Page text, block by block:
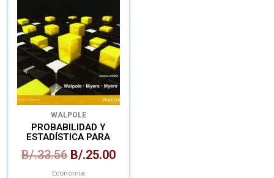
WALPOLE
PROBABILIDAD Y
ESTADÍSTICA PARA
B/.33.56
B/.33.56.
B/.25.00
B/.25.00.
Economía